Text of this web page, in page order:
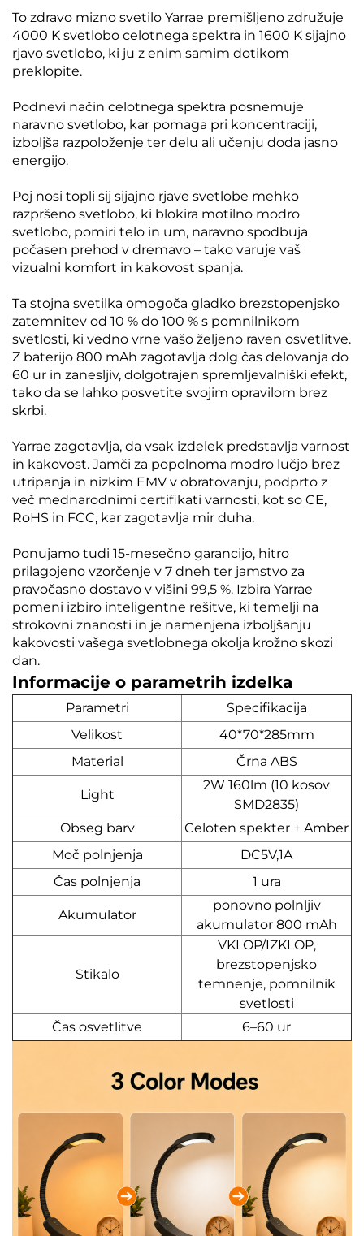
To zdravo mizno svetilo Yarrae premišljeno združuje
4000 K svetlobo celotnega spektra in 1600 K sijajno
rjavo svetlobo, ki ju z enim samim dotikom
preklopite.
Podnevi način celotnega spektra posnemuje
naravno svetlobo, kar pomaga pri koncentraciji,
izboljša razpoloženje ter delu ali učenju doda jasno
energijo.
Poj nosi topli sij sijajno rjave svetlobe mehko
razpršeno svetlobo, ki blokira motilno modro
svetlobo, pomiri telo in um, naravno spodbuja
počasen prehod v dremavo – tako varuje vaš
vizualni komfort in kakovost spanja.
Ta stojna svetilka omogoča gladko brezstopenjsko
zatemnitev od 10 % do 100 % s pomnilnikom
svetlosti, ki vedno vrne vašo željeno raven osvetlitve.
Z baterijo 800 mAh zagotavlja dolg čas delovanja do
60 ur in zanesljiv, dolgotrajen spremljevalniški efekt,
tako da se lahko posvetite svojim opravilom brez
skrbi.
Yarrae zagotavlja, da vsak izdelek predstavlja varnost
in kakovost. Jamči za popolnoma modro lučjo brez
utripanja in nizkim EMV v obratovanju, podprto z
več mednarodnimi certifikati varnosti, kot so CE,
RoHS in FCC, kar zagotavlja mir duha.
Ponujamo tudi 15-mesečno garancijo, hitro
prilagojeno vzorčenje v 7 dneh ter jamstvo za
pravočasno dostavo v višini 99,5 %. Izbira Yarrae
pomeni izbiro inteligentne rešitve, ki temelji na
strokovni znanosti in je namenjena izboljšanju
kakovosti vašega svetlobnega okolja krožno skozi
dan.
Informacije o parametrih izdelka
Parametri
Specifikacija
Velikost
40*70*285mm
Material
Črna ABS
Light
2W 160lm (10 kosov
SMD2835)
Obseg barv
Celoten spekter + Amber
Moč polnjenja
DC5V,1A
Čas polnjenja
1 ura
Akumulator
ponovno polnljiv
akumulator 800 mAh
Stikalo
VKLOP/IZKLOP,
brezstopenjsko
temnenje, pomnilnik
svetlosti
Čas osvetlitve
6–60 ur